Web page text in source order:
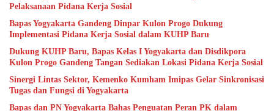
Pelaksanaan Pidana Kerja Sosial
Bapas Yogyakarta Gandeng Dinpar Kulon Progo Dukung
Implementasi Pidana Kerja Sosial dalam KUHP Baru
Dukung KUHP Baru, Bapas Kelas I Yogyakarta dan Disdikpora
Kulon Progo Gandeng Tangan Sediakan Lokasi Pidana Kerja Sosial
Sinergi Lintas Sektor, Kemenko Kumham Imipas Gelar Sinkronisasi
Tugas dan Fungsi di Yogyakarta
Bapas dan PN Yogyakarta Bahas Penguatan Peran PK dalam